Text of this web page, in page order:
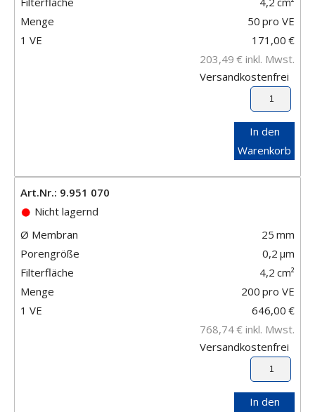
Menge
50 pro VE
1 VE
171,00 €
203,49 € inkl. Mwst.
Versandkostenfrei
In den
Warenkorb
Art.Nr.: 9.951 070
Nicht lagernd
Ø Membran
25 mm
Porengröße
0,2 μm
Filterfläche
4,2 cm²
Menge
200 pro VE
1 VE
646,00 €
768,74€ inkl. Mwst.
Versandkostenfrei
In den